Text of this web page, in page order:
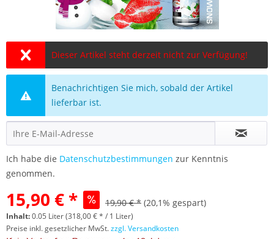
Dieser Artikel steht derzeit nicht zur Verfügung!
Benachrichtigen Sie mich, sobald der Artikel
lieferbar ist.
Ich habe die Datenschutzbestimmungen zur Kenntnis
genommen.
15,90 € * 19,90 € * (20,1% gespart)
Inhalt:0.05 Liter (318,00 € * / 1 Liter)
Preise inkl. gesetzlicher MwSt.zzgl. Versandkosten